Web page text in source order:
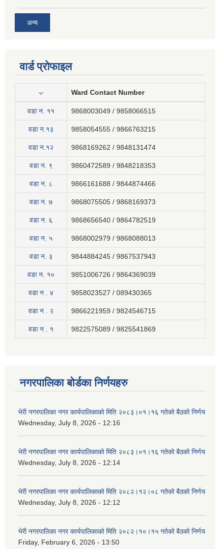
अन्य
वार्ड प्रोफाइल
Ward Contact Number
वडा न‍. ११ 9868003049 / 9858066515
वडा न.१३ 9858054555 / 9866763215
वडा न.१२ 9868169262 / 9848131474
वडा न. ९ 9860472589 / 9848218353
वडा न. ८ 9866161688 / 9844874466
वडा न. ७ 9868075505 / 9868169373
वडा न. ६ 9868656540 / 9864782519
वडा न. ५ 9868002979 / 9868088013
वडा न. ३ 9844884245 / 9867537943
वडा न. १० 9851006726 / 9864369039
वडा न . ४ 9858023527 / 089430365
वडा न . २ 9866221959 / 9824546715
वडा न . १ 9822575089 / 9825541869
नगरपालिका बोर्डका निर्णयहरु
भेरी नगरपालिका नगर कार्यपालिकाको मिति २०८३।०१।१६ गतेको बैठको निर्णय
Wednesday, July 8, 2026 - 12:16
भेरी नगरपालिका नगर कार्यपालिकाको मिति २०८३।०१।१६ गतेको बैठको निर्णय
Wednesday, July 8, 2026 - 12:14
भेरी नगरपालिका नगर कार्यपालिकाको मिति २०८२।१२।०८ गतेको बैठको निर्णय
Wednesday, July 8, 2026 - 12:12
भेरी नगरपालिका नगर कार्यपालिकाको मिति २०८२।१०।१५ गतेको बैठको निर्णय
Friday, February 6, 2026 - 13:50